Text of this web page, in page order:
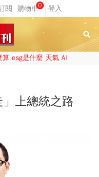
0
算 esg是什麼 天氣 AI
上總統之路